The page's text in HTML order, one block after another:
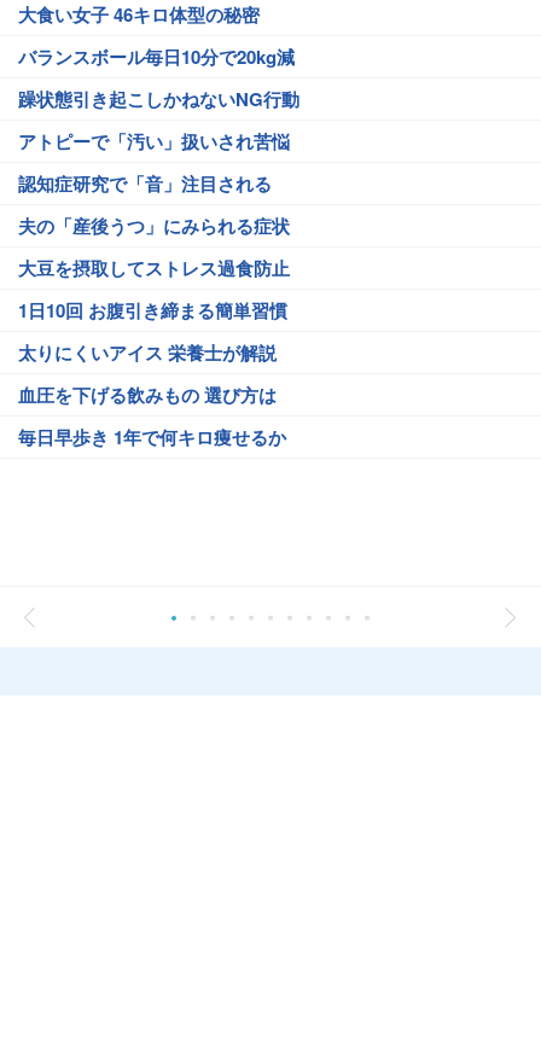
大食い女子 46キロ体型の秘密
バランスボール毎日10分で20kg減
躁状態引き起こしかねないNG行動
アトピーで「汚い」扱いされ苦悩
認知症研究で「音」注目される
夫の「産後うつ」にみられる症状
大豆を摂取してストレス過食防止
1日10回 お腹引き締まる簡単習慣
太りにくいアイス 栄養士が解説
血圧を下げる飲みもの 選び方は
毎日早歩き 1年で何キロ痩せるか